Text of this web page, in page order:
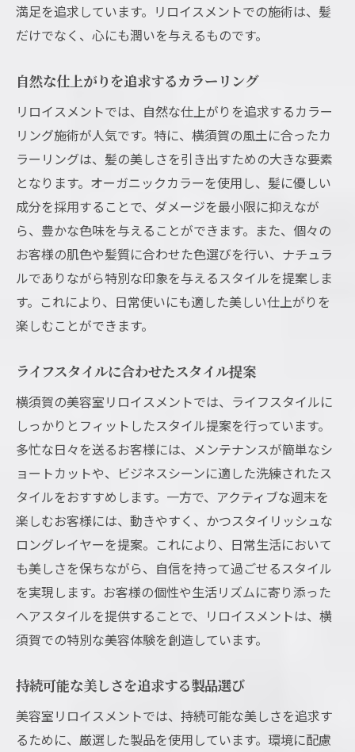
満足を追求しています。リロイスメントでの施術は、髪
だけでなく、心にも潤いを与えるものです。
自然な仕上がりを追求するカラーリング
リロイスメントでは、自然な仕上がりを追求するカラー
リング施術が人気です。特に、横須賀の風土に合ったカ
ラーリングは、髪の美しさを引き出すための大きな要素
となります。オーガニックカラーを使用し、髪に優しい
成分を採用することで、ダメージを最小限に抑えなが
ら、豊かな色味を与えることができます。また、個々の
お客様の肌色や髪質に合わせた色選びを行い、ナチュラ
ルでありながら特別な印象を与えるスタイルを提案しま
す。これにより、日常使いにも適した美しい仕上がりを
楽しむことができます。
ライフスタイルに合わせたスタイル提案
横須賀の美容室リロイスメントでは、ライフスタイルに
しっかりとフィットしたスタイル提案を行っています。
多忙な日々を送るお客様には、メンテナンスが簡単なシ
ョートカットや、ビジネスシーンに適した洗練されたス
タイルをおすすめします。一方で、アクティブな週末を
楽しむお客様には、動きやすく、かつスタイリッシュな
ロングレイヤーを提案。これにより、日常生活において
も美しさを保ちながら、自信を持って過ごせるスタイル
を実現します。お客様の個性や生活リズムに寄り添った
ヘアスタイルを提供することで、リロイスメントは、横
須賀での特別な美容体験を創造しています。
持続可能な美しさを追求する製品選び
美容室リロイスメントでは、持続可能な美しさを追求す
るために、厳選した製品を使用しています。環境に配慮